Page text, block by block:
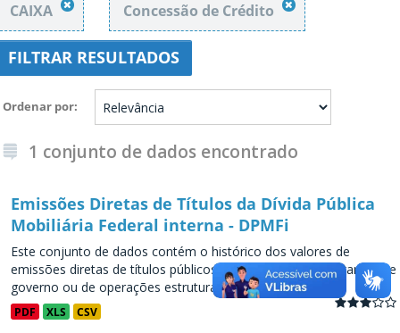
CAIXA Concessão de Crédito
FILTRAR RESULTADOS
Ordenar por
1 conjunto de dados encontrado
Emissões Diretas de Títulos da Dívida Pública
Mobiliária Federal interna - DPMFi
Este conjunto de dados contém o histórico dos valores de
emissões diretas de títulos públicos, decorrentes de programas de
governo ou de operações estruturadas, a partir de...
PDF XLS CSV